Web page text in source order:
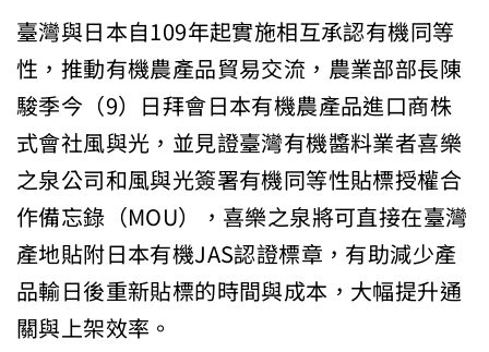
臺灣與日本自109年起實施相互承認有機同等
性，推動有機農產品貿易交流，農業部部長陳
駿季今（9）日拜會日本有機農產品進口商株
式會社風與光，並見證臺灣有機醬料業者喜樂
之泉公司和風與光簽署有機同等性貼標授權合
作備忘錄（MOU），喜樂之泉將可直接在臺灣
產地貼附日本有機JAS認證標章，有助減少產
品輸日後重新貼標的時間與成本，大幅提升通
關與上架效率。